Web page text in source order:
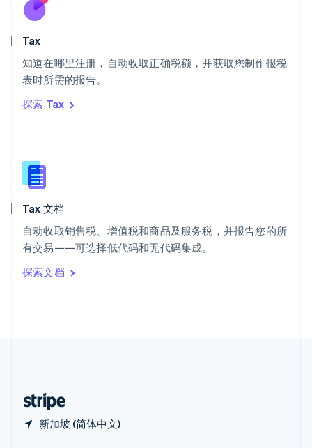
Tax
知道在哪里注册，自动收取正确税额，并获取您制作报税
表时所需的报告。
探索 Tax
Tax 文档
自动收取销售税、增值税和商品及服务税，并报告您的所
有交易——可选择低代码和无代码集成。
探索文档
新加坡 (简体中文)
斯洛伐克
泰国
ไทยEnglish
English
English
新西兰
匈牙利
意大利
ItalianoEnglish
印度
English